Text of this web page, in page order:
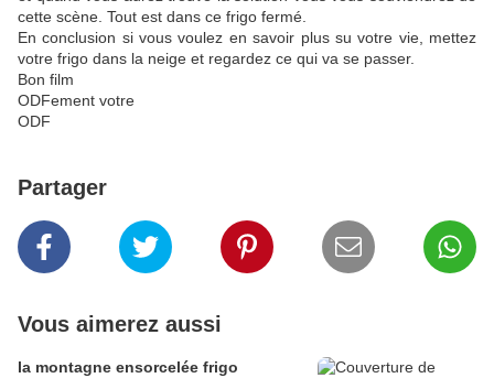
cette scène. Tout est dans ce frigo fermé.
En conclusion si vous voulez en savoir plus su votre vie, mettez
votre frigo dans la neige et regardez ce qui va se passer.
Bon film
ODFement votre
ODF
Partager
Vous aimerez aussi
la montagne ensorcelée frigo